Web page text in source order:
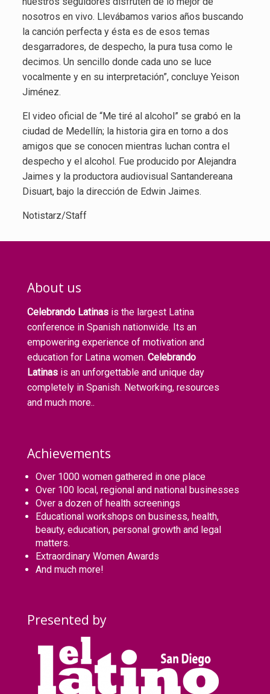
nosotros en vivo. Llevábamos varios años buscando
la canción perfecta y ésta es de esos temas
desgarradores, de despecho, la pura tusa como le
decimos. Un sencillo donde cada uno se luce
vocalmente y en su interpretación”, concluye Yeison
Jiménez.
El video oficial de “Me tiré al alcohol” se grabó en la
ciudad de Medellín; la historia gira en torno a dos
amigos que se conocen mientras luchan contra el
despecho y el alcohol. Fue producido por Alejandra
Jaimes y la productora audiovisual Santandereana
Disuart, bajo la dirección de Edwin Jaimes.
Notistarz/Staff
About us
Celebrando Latinas is the largest Latina
conference in Spanish nationwide. Its an
empowering experience of motivation and
education for Latina women. Celebrando
Latinas is an unforgettable and unique day
completely in Spanish. Networking, resources
and much more..
Achievements
Over 1000 women gathered in one place
Over 100 local, regional and national businesses
Over a dozen of health screenings
Educational workshops on business, health,
beauty, education, personal growth and legal
matters.
Extraordinary Women Awards
And much more!
Presented by